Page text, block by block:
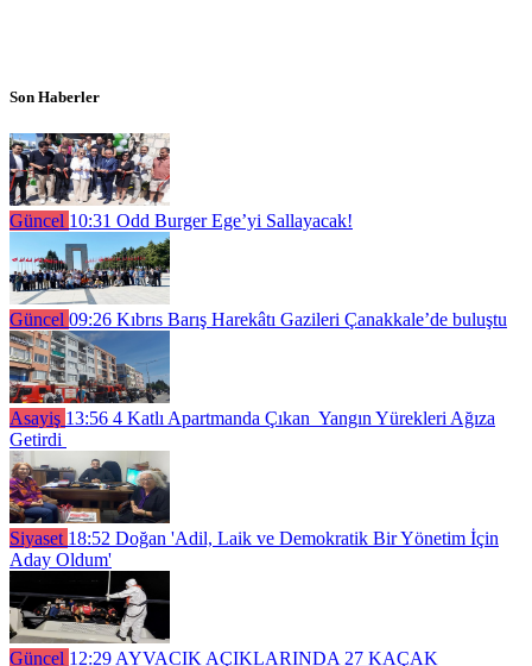
Son Haberler
Güncel 10:31 Odd Burger Ege’yi Sallayacak!
Güncel 09:26 Kıbrıs Barış Harekâtı Gazileri Çanakkale’de buluştu
Asayiş 13:56 4 Katlı Apartmanda Çıkan Yangın Yürekleri Ağıza
Getirdi
Siyaset 18:52 Doğan 'Adil, Laik ve Demokratik Bir Yönetim İçin
Aday Oldum'
Güncel 12:29 AYVACIK AÇIKLARINDA 27 KAÇAK